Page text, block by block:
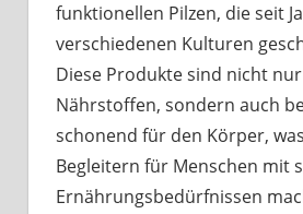
funktionellen Pilzen, die seit
verschiedenen Kulturen
Diese Produkte sind nicht
Nährstoffen, sondern auch
schonend für den Körper,
Begleitern für Menschen mit
Ernährungsbedürfnissen